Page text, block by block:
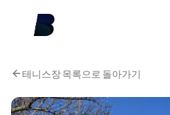
테니스장 목록으로 돌아가기